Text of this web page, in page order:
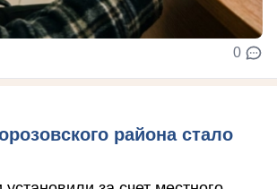
0
района стало